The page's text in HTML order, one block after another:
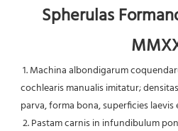
Spherulas
1. Machina albondigarum
cochlearis manualis imitatur;
parva, forma bona, superficies laevis